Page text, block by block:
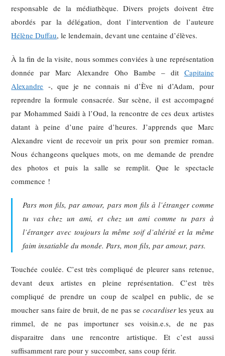
responsable de la médiathèque. Divers projets doivent être
abordés par la délégation, dont l’intervention de l’auteure
Hélène Duffau, le lendemain, devant une centaine d’élèves.
À la fin de la visite, nous sommes conviées à une représentation
donnée par Marc Alexandre Oho Bambe – dit Capitaine
Alexandre -, que je ne connais ni d’Ève ni d’Adam, pour
reprendre la formule consacrée. Sur scène, il est accompagné
par Mohammed Saidi à l’Oud, la rencontre de ces deux artistes
datant à peine d’une paire d’heures. J’apprends que Marc
Alexandre vient de recevoir un prix pour son premier roman.
Nous échangeons quelques mots, on me demande de prendre
des photos et puis la salle se remplit. Que le spectacle
commence !
Pars mon fils, par amour, pars mon fils à l’étranger comme
tu vas chez un ami, et chez un ami comme tu pars à
l’étranger avec toujours la même soif d’altérité et la même
faim insatiable du monde. Pars, mon fils, par amour, pars.
Touchée coulée. C’est très compliqué de pleurer sans retenue,
devant deux artistes en pleine représentation. C’est très
compliqué de prendre un coup de scalpel en public, de se
moucher sans faire de bruit, de ne pas se cocardiserles yeux au
rimmel, de ne pas importuner ses voisin.e.s, de ne pas
disparaitre dans une rencontre artistique. Et c’est aussi
suffisamment rare pour y succomber, sans coup férir.